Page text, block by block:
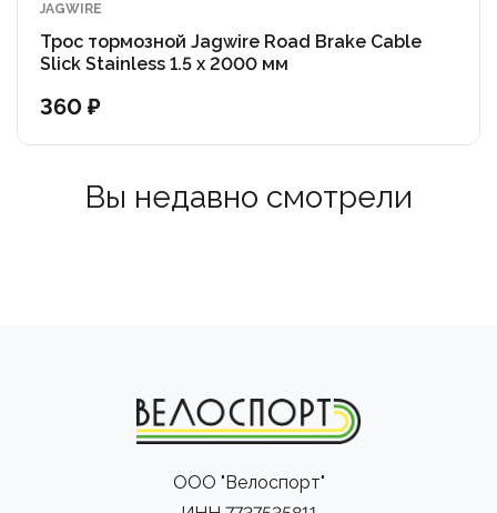
JAGWIRE
Трос тормозной Jagwire Road Brake Cable
Slick Stainless 1.5 x 2000 мм
360 ₽
Вы недавно смотрели
ООО "Велоспорт"